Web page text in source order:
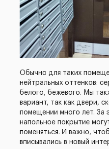
Обычно для таких
нейтральных оттенков:
белого, бежевого. Мы
вариант, так как двери,
помещении много лет. За
напольное покрытие
поменяться. И важно,
вписывались в новый